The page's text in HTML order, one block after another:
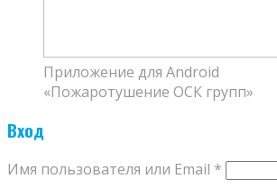
Приложение для Android
«Пожаротушение ОСК групп»
Вход
Имя пользователя или Email *